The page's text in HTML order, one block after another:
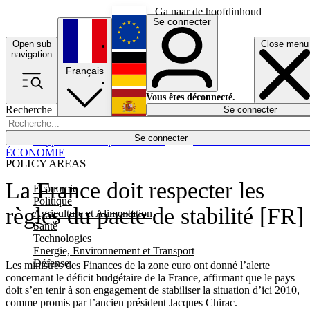
Ga naar de hoofdinhoud
Open sub
navigation
Close menu
Recherche
Se connecter
POLICY AREAS
Economie
Politique
Agriculture et Alimentation
Santé
Technologies
Energie, Environnement et Transport
Défense
Économie
Français
English
Deutsch
Español
Se connecter
Vous êtes déconnecté.
Se connecter
La France doit respecter les
règles du pacte de stabilité [FR]
Les ministres des Finances de la zone euro ont donné l’alerte
concernant le déficit budgétaire de la France, affirmant que le pays
doit s’en tenir à son engagement de stabiliser la situation d’ici 2010,
comme promis par l’ancien président Jacques Chirac.
ÉCONOMIE